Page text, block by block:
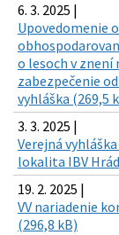
6. 3. 2025 |
Upovedomenie
o lesoch v znení
zabezpečenie
vyhláška (269,5
3. 3. 2025 |
Verejná
lokalita IBV
19. 2. 2025 |
VV nariadenie
(296,8 kB)